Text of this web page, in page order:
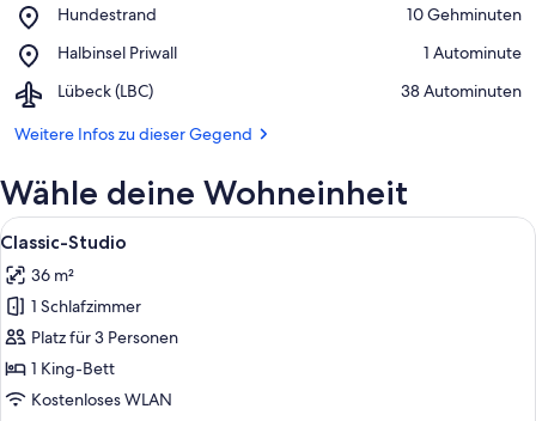
Leuchtturm
Hundestrand
Place,
‪10 Gehminuten‬
Halbinsel Priwall
Place,
Priwall
‪1 Autominute‬
Lübeck (LBC)
Airport,
(LBC)
‪38 Autominuten‬
Weitere Infos zu dieser Gegend
Wähle deine Wohneinheit
Alle
Fotos
für
Classic-
Studio
anzeigen
Ein modernes Hotelzimmer mit
6
Classic-Studio
36 m²
1 Schlafzimmer
Platz für 3 Personen
1 King-Bett
Kostenloses WLAN